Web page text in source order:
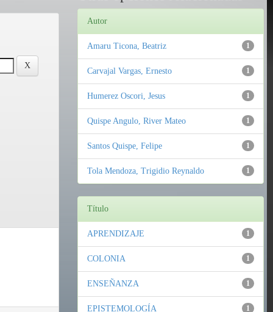
Autor
1
Amaru Ticona, Beatriz
1
Carvajal Vargas, Ernesto
1
Humerez Oscori, Jesus
1
Quispe Angulo, River Mateo
1
Santos Quispe, Felipe
1
Tola Mendoza, Trigidio Reynaldo
Título
1
APRENDIZAJE
1
COLONIA
1
ENSEÑANZA
1
EPISTEMOLOGÍA